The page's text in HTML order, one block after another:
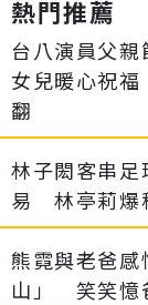
熱門推薦
台八演員父
女兒暖心祝
翻
林子閎客串
易 林亭莉爆
熊霓與老爸
山」 笑笑憶